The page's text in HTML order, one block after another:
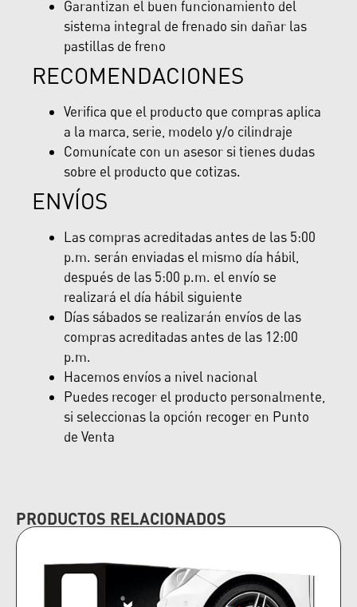
Garantizan el buen funcionamiento del
sistema integral de frenado sin dañar las
pastillas de freno
RECOMENDACIONES
Verifica que el producto que compras aplica
a la marca, serie, modelo y/o cilindraje
Comunícate con un asesor si tienes dudas
sobre el producto que cotizas.
ENVÍOS
Las compras acreditadas antes de las 5:00
p.m. serán enviadas el mismo día hábil,
después de las 5:00 p.m. el envío se
realizará el día hábil siguiente
Días sábados se realizarán envíos de las
compras acreditadas antes de las 12:00
p.m.
Hacemos envíos a nivel nacional
Puedes recoger el producto personalmente,
si seleccionas la opción recoger en Punto
de Venta
PRODUCTOS RELACIONADOS